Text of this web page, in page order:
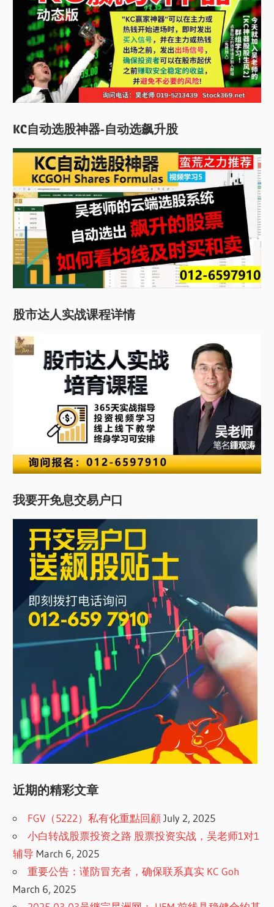
KC自动选股神器-自动选飙升股
股市达人实战课程详情
我要开免息交易户口
近期的精彩文章
FGV（5222）私有化重點回顧 July 2, 2025
小白转战股票投资之路 股票投资实战，吴老师1对1
辅导 March 6, 2025
重要公告：谨防冒充者，确保联系真实 KC Goh
March 6, 2025